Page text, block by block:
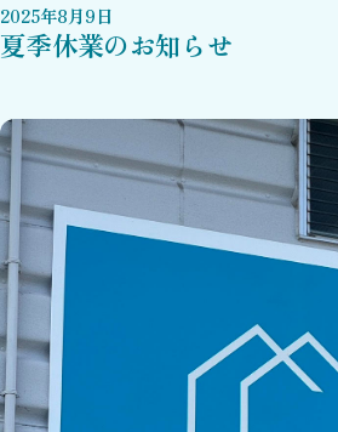
2025年8月9日
夏季休業のお知らせ